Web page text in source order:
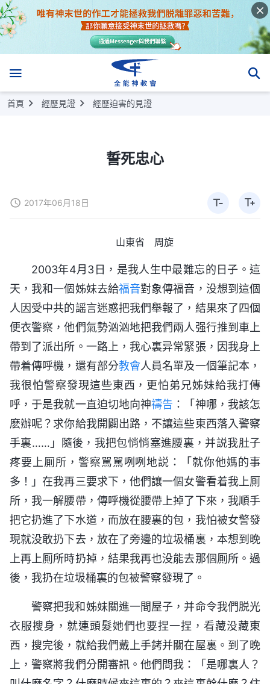
首頁 經歷見證 經歷迫害的見證
誓死忠心
2017年06月18日
山東省 周旋
2003年4月3日，是我人生中最難忘的日子。這
天，我和一個姊妹去給福音對象傳福音，没想到這個
人因受中共的謡言迷惑把我們舉報了，結果來了四個
便衣警察，他們氣勢汹汹地把我們兩人强行推到車上
帶到了派出所。一路上，我心裏异常緊張，因我身上
帶着傳呼機，還有部分教會人員名單及一個筆記本，
我很怕警察發現這些東西，更怕弟兄姊妹給我打傳
呼，于是我就一直迫切地向神禱告 ：「神哪，我該怎
麽辦呢？求你給我開闢出路，不讓這些東西落入警察
手裏……」隨後，我把包悄悄塞進腰裏，并説我肚子
疼要上厠所，警察駡駡咧咧地説：「就你他媽的事
多！」在我再三要求下，他們讓一個女警看着我上厠
所，我一解腰帶，傳呼機從腰帶上掉了下來，我順手
把它扔進了下水道，而放在腰裏的包，我怕被女警發
現就没敢扔下去，放在了旁邊的垃圾桶裏，本想到晚
上再上厠所時扔掉，結果我再也没能去那個厠所。過
後，我扔在垃圾桶裏的包被警察發現了。
警察把我和姊妹關進一間屋子，并命令我們脱光
衣服搜身，就連頭髮她們也要捏一捏，看藏没藏東
西，搜完後，就給我們戴上手銬并關在屋裏。到了晚
上，警察將我們分開審訊。他們問我：「是哪裏人？